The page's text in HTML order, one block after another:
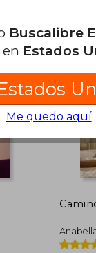
Buscalibre
Estados
Me quedo aquí